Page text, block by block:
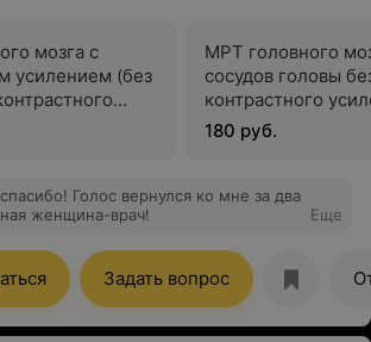
мозга с
усилением (без
дневное время)
МРТ головного
сосудов головы
контрастного
дневное время)
180 руб.
ко мне за два
женщина-врач!
Еще
Задать вопрос